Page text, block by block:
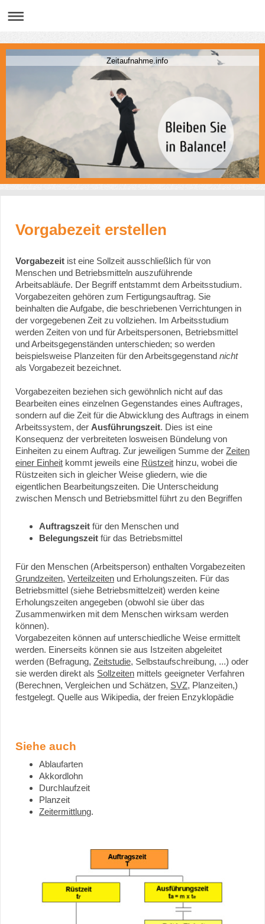
Zeitaufnahme.info
Vorgabezeit erstellen
Vorgabezeit ist eine Sollzeit ausschließlich für von
Menschen und Betriebsmitteln auszuführende
Arbeitsabläufe. Der Begriff entstammt dem Arbeitsstudium.
Vorgabezeiten gehören zum Fertigungsauftrag. Sie
beinhalten die Aufgabe, die beschriebenen Verrichtungen in
der vorgegebenen Zeit zu vollziehen. Im Arbeitsstudium
werden Zeiten von und für Arbeitspersonen, Betriebsmittel
und Arbeitsgegenständen unterschieden; so werden
beispielsweise Planzeiten für den Arbeitsgegenstand nicht
als Vorgabezeit bezeichnet.
Vorgabezeiten beziehen sich gewöhnlich nicht auf das
Bearbeiten eines einzelnen Gegenstandes eines Auftrages,
sondern auf die Zeit für die Abwicklung des Auftrags in einem
Arbeitssystem, der Ausführungszeit. Dies ist eine
Konsequenz der verbreiteten losweisen Bündelung von
Einheiten zu einem Auftrag. Zur jeweiligen Summe der Zeiten
einer Einheit kommt jeweils eine Rüstzeit hinzu, wobei die
Rüstzeiten sich in gleicher Weise gliedern, wie die
eigentlichen Bearbeitungszeiten. Die Unterscheidung
zwischen Mensch und Betriebsmittel führt zu den Begriffen
Auftragszeit für den Menschen und
Belegungszeit für das Betriebsmittel
Für den Menschen (Arbeitsperson) enthalten Vorgabezeiten
Grundzeiten, Verteilzeiten und Erholungszeiten. Für das
Betriebsmittel (siehe Betriebsmittelzeit) werden keine
Erholungszeiten angegeben (obwohl sie über das
Zusammenwirken mit dem Menschen wirksam werden
können).
Vorgabezeiten können auf unterschiedliche Weise ermittelt
werden. Einerseits können sie aus Istzeiten abgeleitet
werden (Befragung, Zeitstudie, Selbstaufschreibung, ...) oder
sie werden direkt als Sollzeiten mittels geeigneter Verfahren
(Berechnen, Vergleichen und Schätzen, SVZ, Planzeiten,)
festgelegt. Quelle aus Wikipedia, der freien Enzyklopädie
Siehe auch
Ablaufarten
Akkordlohn
Durchlaufzeit
Planzeit
Zeitermittlung.